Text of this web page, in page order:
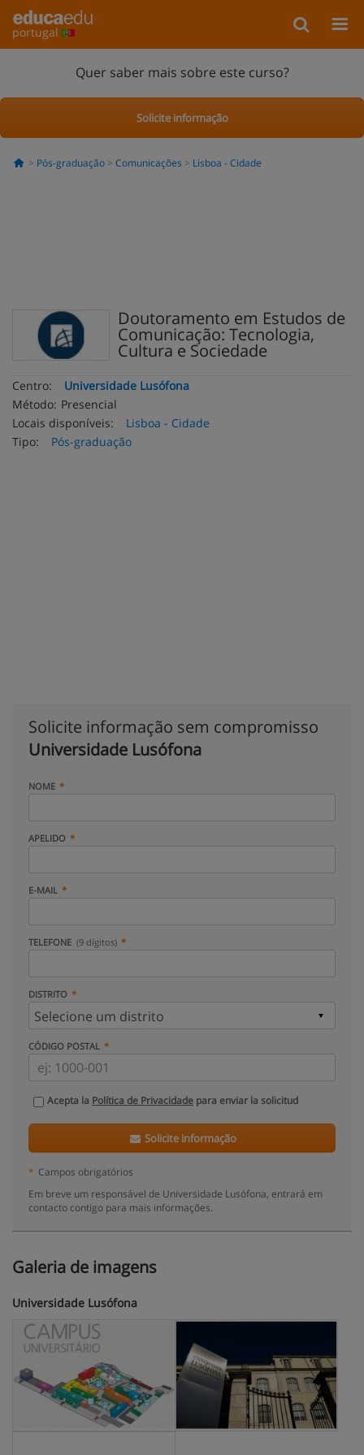
portugal
Quer saber mais sobre este curso?
Solicite informação
Pós-graduação Comunicações Lisboa - Cidade
Doutoramento em Estudos de
Comunicação: Tecnologia,
Cultura e Sociedade
Centro:
Universidade Lusófona
Método: Presencial
Locais disponíveis:
Lisboa - Cidade
Tipo:
Pós-graduação
Solicite informação sem compromisso
Universidade Lusófona
NOME
APELIDO
E-MAIL
TELEFONE (9 dígitos)
DISTRITO
CÓDIGO POSTAL
Acepta la Política de Privacidade para enviar la solicitud
Solicite informação
* Campos obrigatórios
Em breve um responsável de Universidade Lusófona, entrará em
contacto contigo para mais informações.
Galeria de imagens
Universidade Lusófona